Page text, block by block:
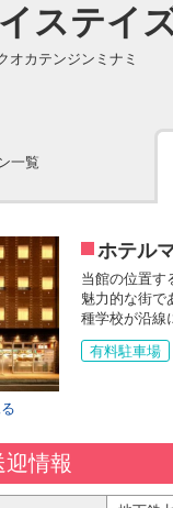
ステイ
オカテンジンミナミ
一覧
ホテル
当館の位置す
魅力的な街で
種学校が沿線
有料駐車場
迎情報